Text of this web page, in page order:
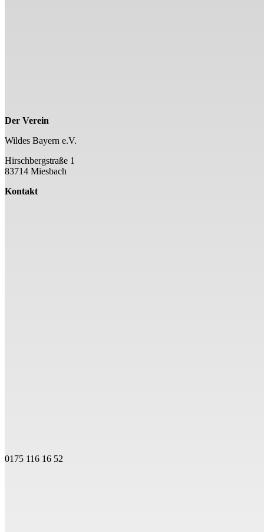
Der Verein
Wildes Bayern e.V.
Hirschbergstraße 1
83714 Miesbach
Kontakt
0175 116 16 52